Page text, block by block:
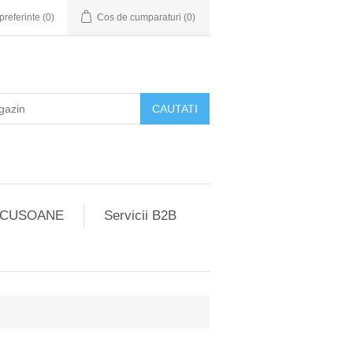
(0) Cos de cumparaturi (0)
Servicii B2B